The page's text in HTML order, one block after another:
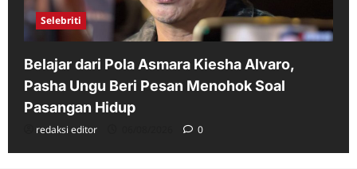
Selebriti
Belajar dari Pola Asmara Kiesha Alvaro,
Pasha Ungu Beri Pesan Menohok Soal
Pasangan Hidup
redaksi editor 0